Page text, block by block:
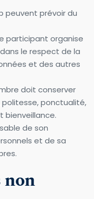
peuvent prévoir du
participant organise
le respect de la
et des autres
doit conserver
politesse, ponctualité,
bienveillance.
de son
et de sa